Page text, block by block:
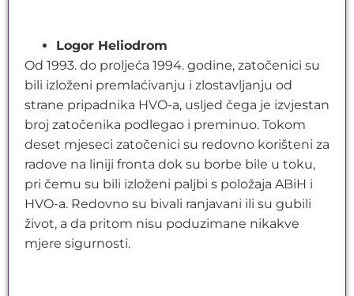
Logor Heliodrom
Od 1993. do proljeća 1994. godine, zatočenici su
bili izloženi premlaćivanju i zlostavljanju od
strane pripadnika HVO-a, usljed čega je izvjestan
broj zatočenika podlegao i preminuo. Tokom
deset mjeseci zatočenici su redovno korišteni za
radove na liniji fronta dok su borbe bile u toku,
pri čemu su bili izloženi paljbi s položaja ABiH i
HVO-a. Redovno su bivali ranjavani ili su gubili
život, a da pritom nisu poduzimane nikakve
mjere sigurnosti.